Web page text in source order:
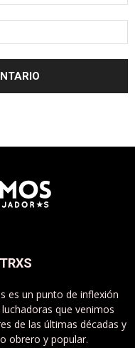
es un punto de inflexión
que venimos
de las últimas décadas y
obrero y popular.